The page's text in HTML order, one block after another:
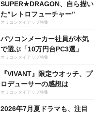
SUPER★DRAGON、自ら描い
た”レトロフューチャー”
オリコンタイアップ特集
パソコンメーカー社員が本気
で選ぶ「10万円台PC3選」
オリコンタイアップ特集
『VIVANT』限定ウオッチ、プ
ロデューサーの感想は
オリコンタイアップ特集
2026年7月夏ドラマも、注目